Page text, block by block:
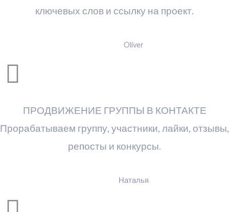
ключевых слов и ссылку на проект.
Oliver
ПРОДВИЖЕНИЕ ГРУППЫ В КОНТАКТЕ
Прорабатываем группу, участники, лайки, отзывы,
репосты и конкурсы.
Наталья